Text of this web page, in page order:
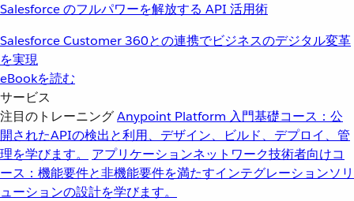
Salesforce のフルパワーを解放する API 活用術
Salesforce Customer 360との連携でビジネスのデジタル変革
を実現
eBookを読む
サービス
注目のトレーニングAnypoint Platform 入門基礎コース：公
開されたAPIの検出と利用、デザイン、ビルド、デプロイ、管
理を学びます。
アプリケーションネットワーク技術者向けコ
ース：機能要件と非機能要件を満たすインテグレーションソリ
ューションの設計を学びます。